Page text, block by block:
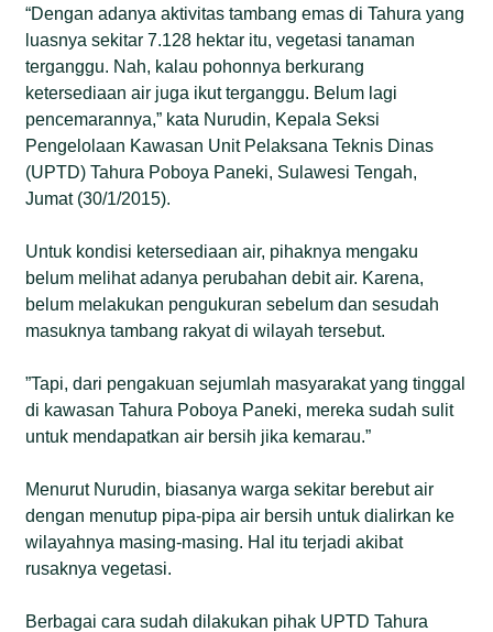
“Dengan adanya aktivitas tambang emas di Tahura yang
luasnya sekitar 7.128 hektar itu, vegetasi tanaman
terganggu. Nah, kalau pohonnya berkurang
ketersediaan air juga ikut terganggu. Belum lagi
pencemarannya,” kata Nurudin, Kepala Seksi
Pengelolaan Kawasan Unit Pelaksana Teknis Dinas
(UPTD) Tahura Poboya Paneki, Sulawesi Tengah,
Jumat (30/1/2015).
Untuk kondisi ketersediaan air, pihaknya mengaku
belum melihat adanya perubahan debit air. Karena,
belum melakukan pengukuran sebelum dan sesudah
masuknya tambang rakyat di wilayah tersebut.
”Tapi, dari pengakuan sejumlah masyarakat yang tinggal
di kawasan Tahura Poboya Paneki, mereka sudah sulit
untuk mendapatkan air bersih jika kemarau.”
Menurut Nurudin, biasanya warga sekitar berebut air
dengan menutup pipa-pipa air bersih untuk dialirkan ke
wilayahnya masing-masing. Hal itu terjadi akibat
rusaknya vegetasi.
Berbagai cara sudah dilakukan pihak UPTD Tahura